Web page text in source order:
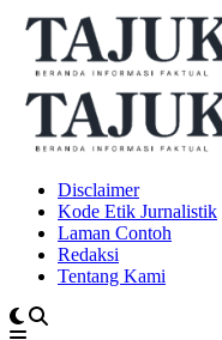
Disclaimer
Kode Etik Jurnalistik
Laman Contoh
Redaksi
Tentang Kami